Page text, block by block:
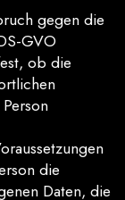
gegen die
GVO
ob die
die
Daten, die